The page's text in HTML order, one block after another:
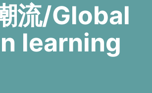
流/Global
learning